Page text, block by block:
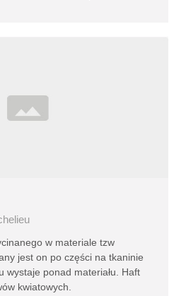
w materiale tzw
jest on po części na tkaninie
wystaje ponad materiału. Haft
kwiatowych.